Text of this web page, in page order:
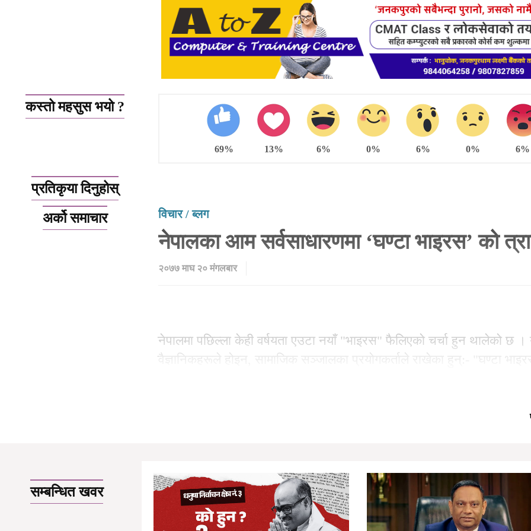
कस्तो महसुस भयो ?
69% 13% 6% 0% 6% 0% 6%
प्रतिकृया दिनुहोस्
अर्को समाचार
विचार / ब्लग
नेपालका आम सर्वसाधारणमा ‘घण्टा भाइरस’ को
२०७७ माघ २० मंगलबार
नेपालमा पछिल्ला केही वर्षयता एउटा नयाँ "भाइरस" फैलिएको चर्चा हुन थालेको छ
वैज्ञानिकहरूले होइन, सामाजिक सञ्जालका प्रयोगकर्ताले राखेका हुन्:- "घण्टा
सम्बन्धित खवर